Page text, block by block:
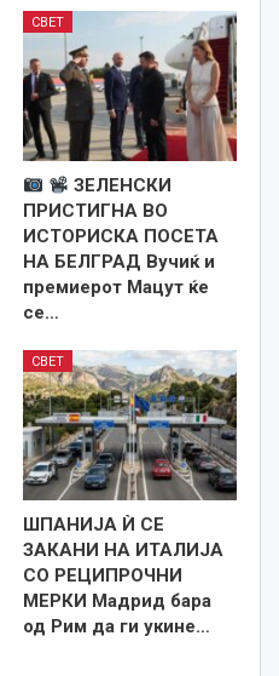
СВЕТ
ЗЕЛЕНСКИ
ПРИСТИГНА ВО
ИСТОРИСКА ПОСЕТА
НА БЕЛГРАД Вучиќ и
премиерот Мацут ќе
се…
СВЕТ
ШПАНИЈА Ѝ СЕ
ЗАКАНИ НА ИТАЛИЈА
СО РЕЦИПРОЧНИ
МЕРКИ Мадрид бара
од Рим да ги укине…